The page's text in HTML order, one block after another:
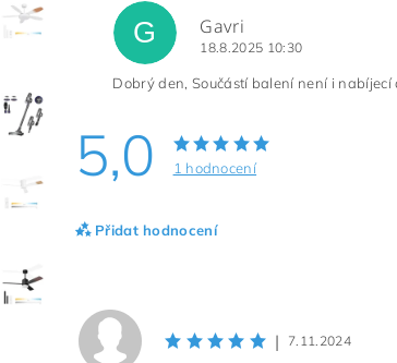
G Gavri
18.8.2025 10:30
Dobrý den, Součástí balení není i
5,0 1 hodnocení
Přidat hodnocení
| 7.11.2024